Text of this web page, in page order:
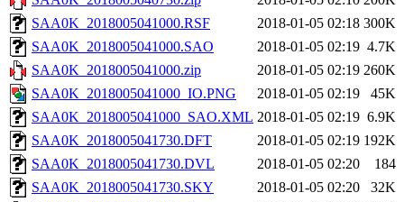
SAA0K_2018005041000.RSF
2018-01-05 02:18 300K
SAA0K_2018005041000.SAO
2018-01-05 02:19 4.7K
SAA0K_2018005041000.zip
2018-01-05 02:19 260K
SAA0K_2018005041000_IO.PNG
2018-01-05 02:19
45K
SAA0K_2018005041000_SAO.XML 2018-01-05 02:19 6.9K
SAA0K_2018005041730.DFT
2018-01-05 02:19 192K
SAA0K_2018005041730.DVL
2018-01-05 02:20
184
SAA0K_2018005041730.SKY
2018-01-05 02:20
32K